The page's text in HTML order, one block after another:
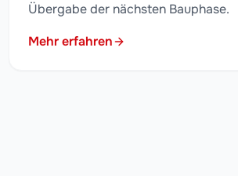
Übergabe der nächsten Bauphase.
Mehr erfahren